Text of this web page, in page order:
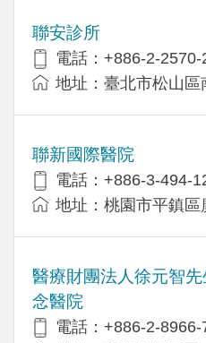
聯安診所
電話：+886-2-2570-
地址：臺北市松山
聯新國際醫院
電話：+886-3-494-
地址：桃園市平鎮區
醫療財團法人徐元智
念醫院
電話：+886-2-8966-